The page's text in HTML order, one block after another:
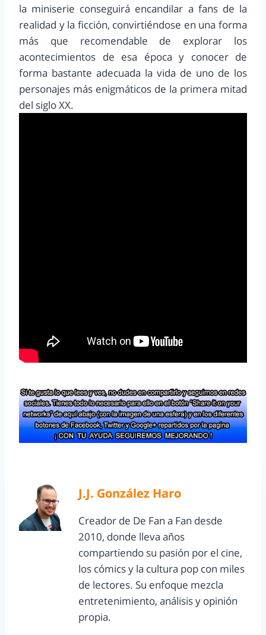
la miniserie conseguirá encandilar a fans de la
realidad y la ficción, convirtiéndose en una forma
más que recomendable de explorar los
acontecimientos de esa época y conocer de
forma bastante adecuada la vida de uno de los
personajes más enigmáticos de la primera mitad
del siglo XX.
J.J. González Haro
Creador de De Fan a Fan desde
2010, donde lleva años
compartiendo su pasión por el cine,
los cómics y la cultura pop con miles
de lectores. Su enfoque mezcla
entretenimiento, análisis y opinión
propia.